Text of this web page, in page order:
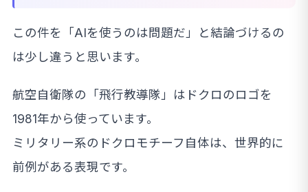
この件を「AIを使うのは問題だ」と結論づけるの
は少し違うと思います。
航空自衛隊の「飛行教導隊」はドクロのロゴを
1981年から使っています。
ミリタリー系のドクロモチーフ自体は、世界的に
前例がある表現です。